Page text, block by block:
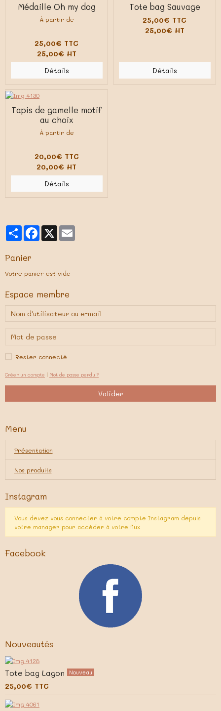
Médaille Oh my dog
À partir de
25,00€ TTC
25,00€ HT
Détails
Tote bag Sauvage
25,00€ TTC
25,00€ HT
Détails
Tapis de gamelle motif
au choix
À partir de
20,00€ TTC
20,00€ HT
Détails
PartagerFacebook
X
Panier
Votre panier est vide
Espace membre
Rester connecté
Créer un compte | Mot de passe perdu ?
Valider
Menu
Présentation
Nos produits
Instagram
Vous devez vous connecter à votre compte Instagram depuis
votre manager pour accéder à votre flux
Facebook
Nouveautés
Tote bag Lagon Nouveau
25,00€ TTC